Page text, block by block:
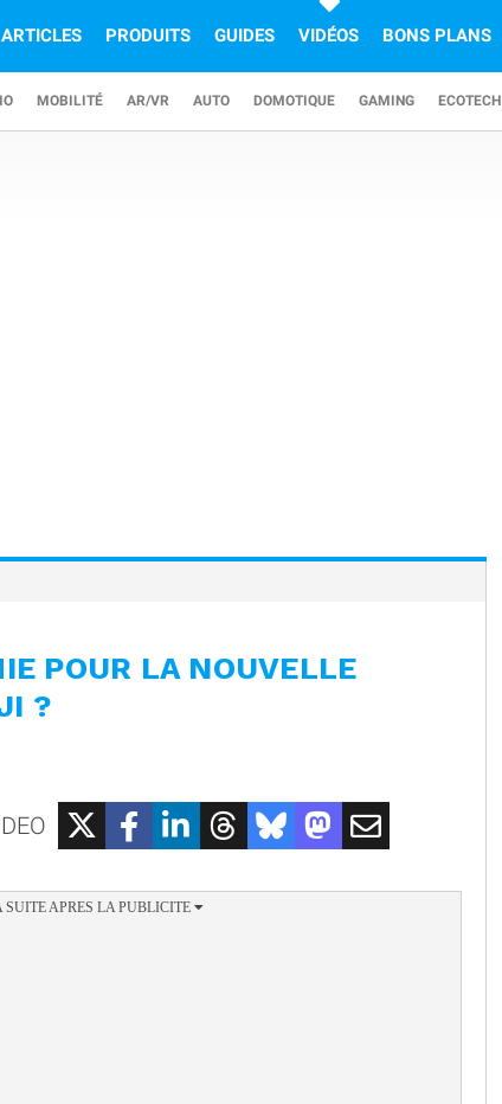
ARTICLES PRODUITS GUIDES VIDÉOS BONS PLANS
MOBILITÉ AR/VR AUTO DOMOTIQUE GAMING ECOTECH
POUR LA NOUVELLE
?